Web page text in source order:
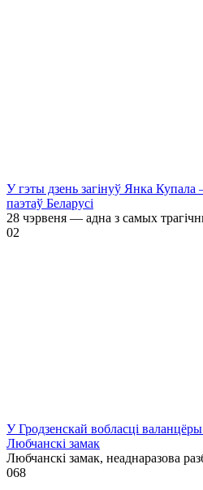
У гэты дзень загінуў Янка
паэтаў Беларусі
28 чэрвеня — адна з самых
02
У Гродзенскай вобласці
Любчанскі замак
Любчанскі замак, неаднаразова
068